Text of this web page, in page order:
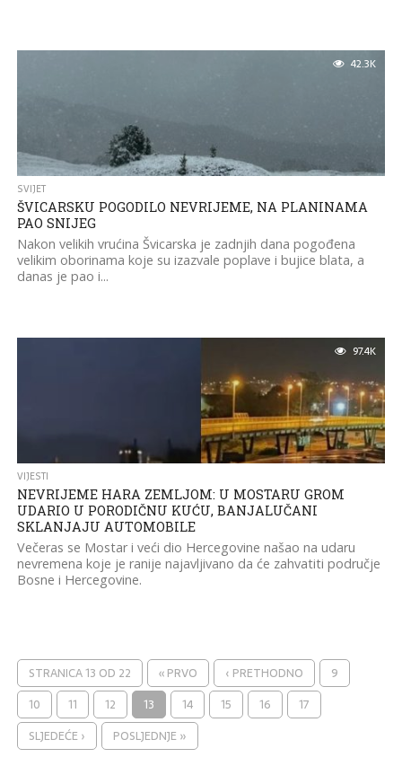
42.3K
SVIJET
ŠVICARSKU POGODILO NEVRIJEME, NA PLANINAMA
PAO SNIJEG
Nakon velikih vrućina Švicarska je zadnjih dana pogođena
velikim oborinama koje su izazvale poplave i bujice blata, a
danas je pao i...
97.4K
VIJESTI
NEVRIJEME HARA ZEMLJOM: U MOSTARU GROM
UDARIO U PORODIČNU KUĆU, BANJALUČANI
SKLANJAJU AUTOMOBILE
Večeras se Mostar i veći dio Hercegovine našao na udaru
nevremena koje je ranije najavljivano da će zahvatiti područje
Bosne i Hercegovine.
STRANICA 13 OD 22 « PRVO ‹ PRETHODNO
9
10
11 12 13 14 15 16
17
SLJEDEĆE ›
POSLJEDNJE »